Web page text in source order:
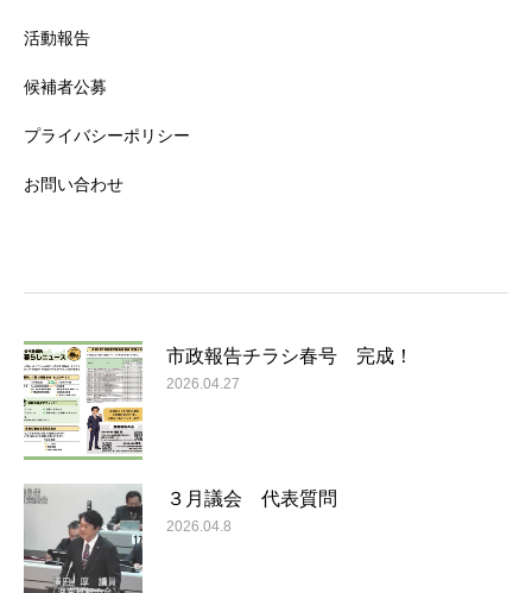
活動報告
候補者公募
プライバシーポリシー
お問い合わせ
市政報告チラシ春号 完成！
2026.04.27
３月議会 代表質問
2026.04.8